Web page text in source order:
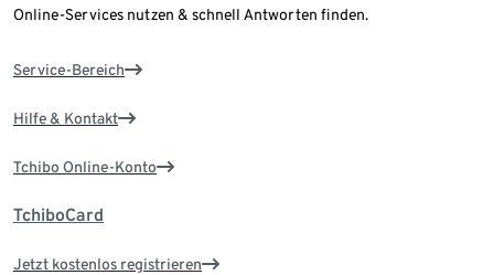
Online-Services nutzen & schnell Antworten finden.
Service-Bereich
Hilfe & Kontakt
Tchibo Online-Konto
TchiboCard
Jetzt kostenlos registrieren